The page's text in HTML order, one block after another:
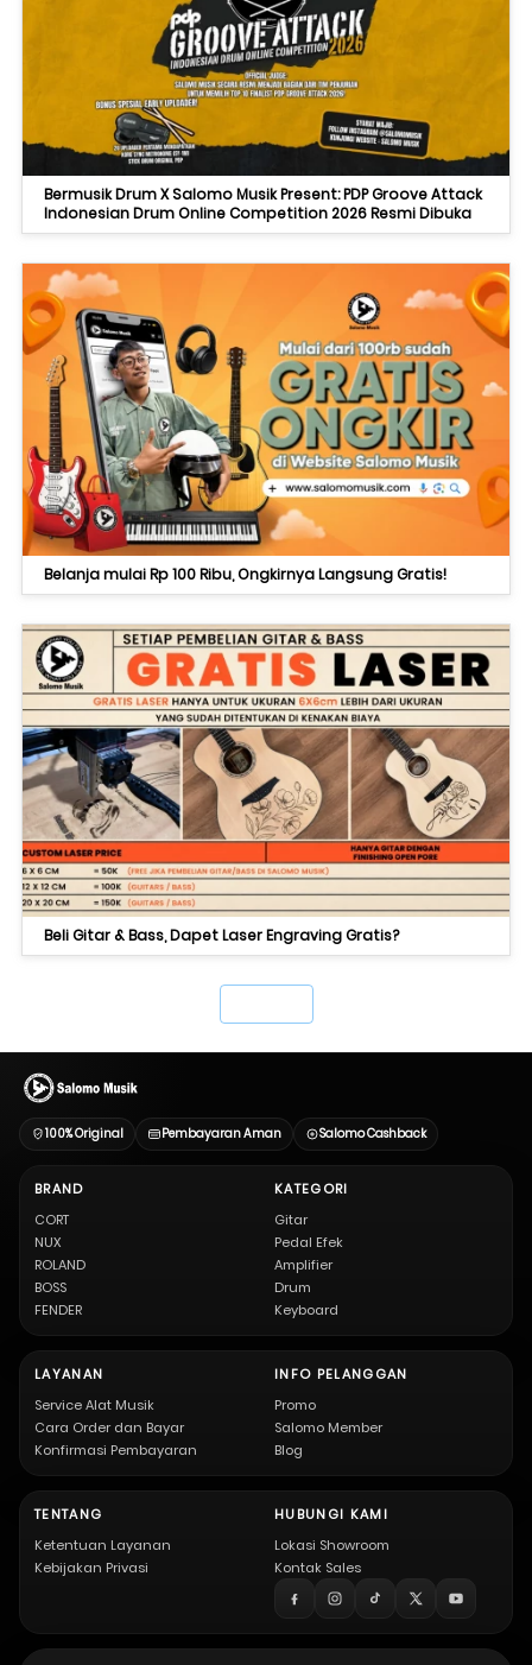
Bermusik Drum X Salomo Musik Present: PDP Groove Attack
Indonesian Drum Online Competition 2026 Resmi Dibuka
Belanja mulai Rp 100 Ribu, Ongkirnya Langsung Gratis!
Beli Gitar & Bass, Dapet Laser Engraving Gratis?
100% Original Pembayaran Aman Salomo Cashback
BRAND
CORT
NUX
ROLAND
BOSS
FENDER
KATEGORI
Gitar
Pedal Efek
Amplifier
Drum
Keyboard
LAYANAN
Service Alat Musik
Cara Order dan Bayar
Konfirmasi Pembayaran
INFO PELANGGAN
Promo
Salomo Member
Blog
TENTANG
Ketentuan Layanan
Kebijakan Privasi
HUBUNGI KAMI
Lokasi Showroom
Kontak Sales